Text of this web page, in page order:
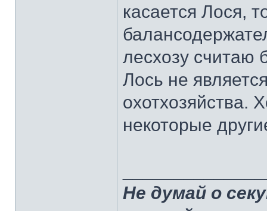
касается Лося,
лесхозу считаю
Лось не
охотхозяйства.
некоторые
Не думай о